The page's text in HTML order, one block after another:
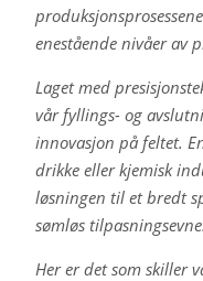
enestående nivåer av
Laget med
vår fyllings- og
innovasjon på feltet.
drikke eller kjemisk
løsningen til et bredt
sømløs tilpasningsevne.
Her er det som skiller